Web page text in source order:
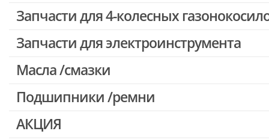
Запчасти для 4-колесных
Запчасти для электроинструмента
Двигатели, редукторы для шуруповертов
Выключатели, переключатели
Запчасти для перфораторов и отбойных молотков
Масла /смазки
Подшипники /ремни
АКЦИЯ